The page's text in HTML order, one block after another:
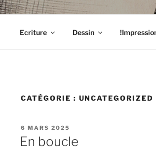
Ecriture Dessin
CATÉGORIE : UNCATEGORIZED
PUBLIÉ
LE
6 MARS 2025
En boucle